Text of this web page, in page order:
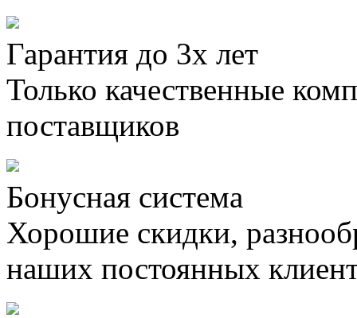
Гарантия до 3х лет
Только качественные
поставщиков
Бонусная система
Хорошие скидки,
наших постоянных